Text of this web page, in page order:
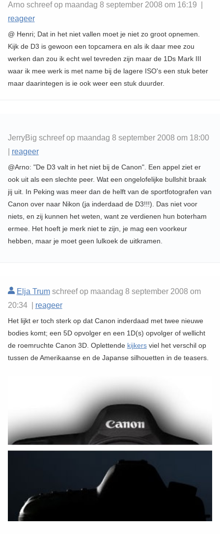
Arno schreef op maandag 8 september 2008 om 16:19 |
reageer
@ Henri; Dat in het niet vallen moet je niet zo groot opnemen.
Kijk de D3 is gewoon een topcamera en als ik daar mee zou
werken dan zou ik echt wel tevreden zijn maar de 1Ds Mark III
waar ik mee werk is met name bij de lagere ISO's een stuk beter
maar daarintegen is ie ook weer een stuk duurder.
JerryBig schreef op maandag 8 september 2008 om 18:00
reageer
@Arno: "De D3 valt in het niet bij de Canon". Een appel ziet er
ook uit als een slechte peer. Wat een ongelofelijke bullshit braak
jij uit. In Peking was meer dan de helft van de sportfotografen van
Canon over naar Nikon (ja inderdaad de D3!!!). Das niet voor
niets, en zij kunnen het weten, want ze verdienen hun boterham
ermee. Het hoeft je merk niet te zijn, je mag een voorkeur
hebben, maar je moet geen lulkoek de uitkramen.
Elja Trumschreef op maandag 8 september 2008 om
20:34 | reageer
Het lijkt er toch sterk op dat Canon inderdaad met twee nieuwe
bodies komt; een 5D opvolger en een 1D(s) opvolger of wellicht
de roemruchte Canon 3D. Oplettende kijkersviel het verschil op
tussen de Amerikaanse en de Japanse silhouetten in de teasers.